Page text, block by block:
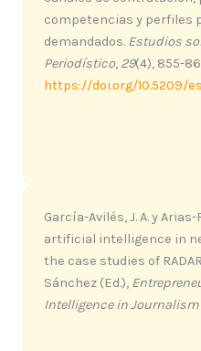
competencias y perfiles
demandados. Estudios
Periodístico, 29(4), 855-
https://doi.org/10.5209/
García-Avilés, J. A. y
artificial intelligence in
the case studies of
Sánchez (Ed.),
Intelligence in Journalism